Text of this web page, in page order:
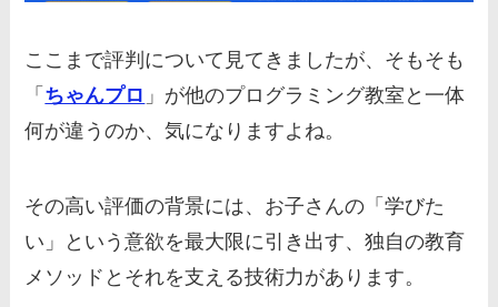
ここまで評判について見てきましたが、そもそも
「 ちゃんプロ 」が他のプログラミング教室と一体
何が違うのか、気になりますよね。
その高い評価の背景には、お子さんの「学びた
い」という意欲を最大限に引き出す、独自の教育
メソッドとそれを支える技術力があります。